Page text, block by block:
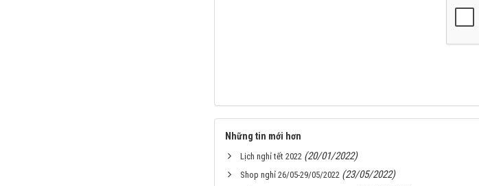
Những tin mới hơn
Lịch nghỉ tết 2022 (20/01/2022)
Shop nghỉ 26/05-29/05/2022 (23/05/2022)